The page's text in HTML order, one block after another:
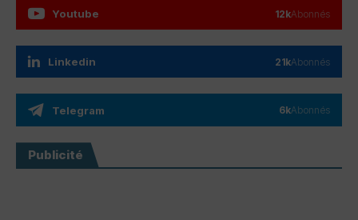
Youtube 12kAbonnés
Linkedin 21kAbonnés
Telegram 6kAbonnés
Publicité